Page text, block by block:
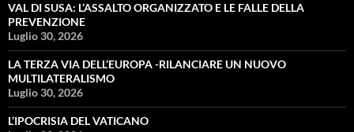
VAL DI SUSA: L’ASSALTO ORGANIZZATO E LE FALLE DELLA
PREVENZIONE
Luglio 30, 2026
LA TERZA VIA DELL’EUROPA -RILANCIARE UN NUOVO
MULTILATERALISMO
Luglio 30, 2026
L’IPOCRISIA DEL VATICANO